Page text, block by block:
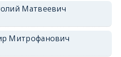
Матвеевич
Митрофанович